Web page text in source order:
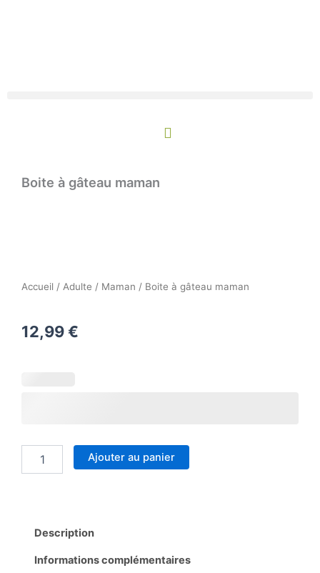
Panier
Boite à gâteau maman
Accueil / Adulte / Maman / Boite à gâteau maman
12,99€
Ajouter au panier
Description
Informations complémentaires